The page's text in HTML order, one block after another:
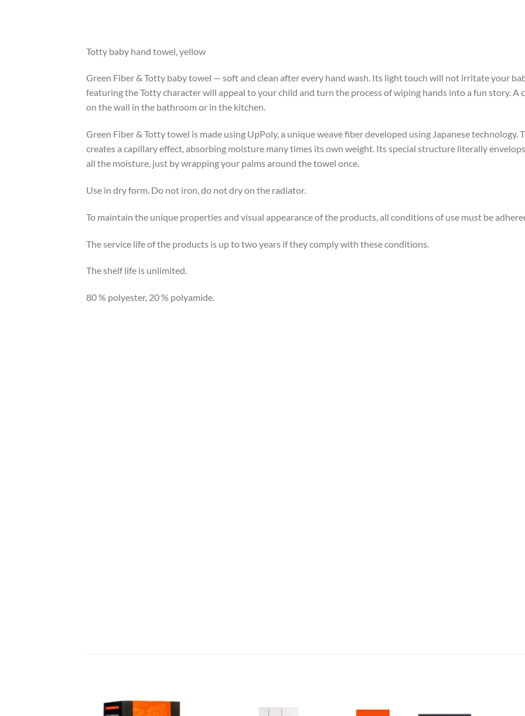
Totty baby hand towel, yellow
Green Fiber & Totty baby towel — soft and clean after every hand wash. Its light touch will not irritate your
featuring the Totty character will appeal to your child and turn the process of wiping hands into a fun story.
on the wall in the bathroom or in the kitchen.
Green Fiber & Totty towel is made using UpPoly, a unique weave fiber developed using Japanese
creates a capillary effect, absorbing moisture many times its own weight. Its special structure literally
all the moisture, just by wrapping your palms around the towel once.
Use in dry form. Do not iron, do not dry on the radiator.
To maintain the unique properties and visual appearance of the products, all conditions of use must be
The service life of the products is up to two years if they comply with these conditions.
The shelf life is unlimited.
80 % polyester, 20 % polyamide.